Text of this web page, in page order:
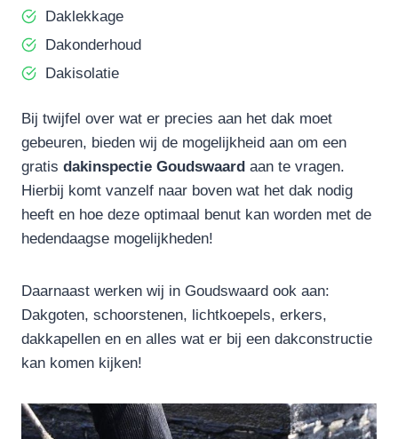
Daklekkage
Dakonderhoud
Dakisolatie
Bij twijfel over wat er precies aan het dak moet
gebeuren, bieden wij de mogelijkheid aan om een
gratis dakinspectie Goudswaard aan te vragen.
Hierbij komt vanzelf naar boven wat het dak nodig
heeft en hoe deze optimaal benut kan worden met de
hedendaagse mogelijkheden!
Daarnaast werken wij in Goudswaard ook aan:
Dakgoten, schoorstenen, lichtkoepels, erkers,
dakkapellen en en alles wat er bij een dakconstructie
kan komen kijken!